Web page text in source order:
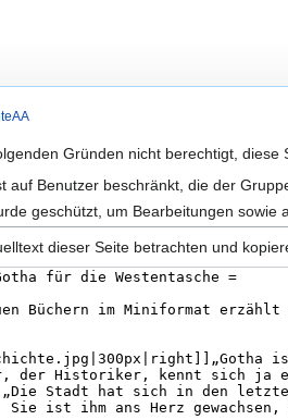
Gründen nicht berechtigt, diese
auf Benutzer beschränkt, die der
geschützt, um Bearbeitungen sowie
dieser Seite betrachten und